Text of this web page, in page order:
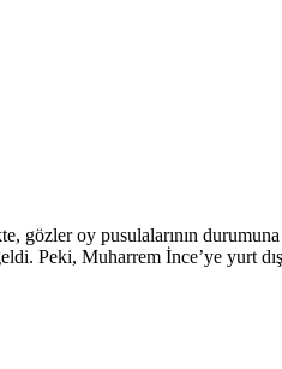
gözler oy pusulalarının
Peki, Muharrem İnce’ye yurt